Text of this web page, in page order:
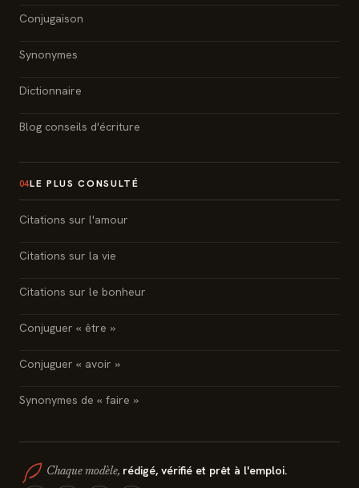
Conjugaison
Synonymes
Dictionnaire
Blog conseils d'écriture
04LE PLUS CONSULTÉ
Citations sur l'amour
Citations sur la vie
Citations sur le bonheur
Conjuguer « être »
Conjuguer « avoir »
Synonymes de « faire »
Chaque modèle, rédigé, vérifié et prêt à l'emploi.